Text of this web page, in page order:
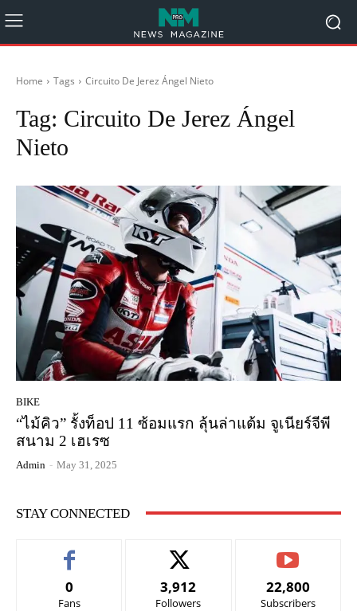
Home Tags Circuito De Jerez Ángel Nieto
Tag: Circuito De Jerez Ángel
Nieto
BIKE
“ไม้คิว” รั้งท็อป 11 ซ้อมแรก ลุ้นล่าแต้ม จูเนียร์จีพี
สนาม 2 เฮเรซ
Admin - May 31, 2025
STAY CONNECTED
0
Fans
3,912
Followers
22,800
Subscribers